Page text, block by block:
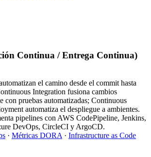
Continua / Entrega Continua)
el camino desde el commit hasta
Integration fusiona cambios
con pruebas automatizadas; Continuous
automatiza el despliegue a ambientes.
pipelines con AWS CodePipeline, Jenkins,
DevOps, CircleCI y ArgoCD.
· Métricas DORA · Infrastructure as Code